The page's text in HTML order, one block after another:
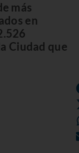
más
en
Ciudad que